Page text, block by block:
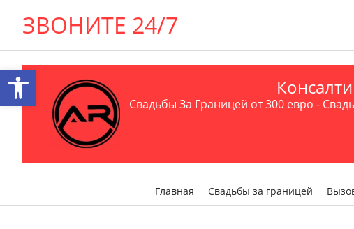
ЗВОНИТЕ 24/7
Свадьбы За Границей от 300 евро -
Главная Свадьбы за границей
Открыть панель инструментов